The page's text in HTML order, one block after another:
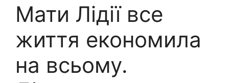
Мати Лідії все
життя економила
на всьому.